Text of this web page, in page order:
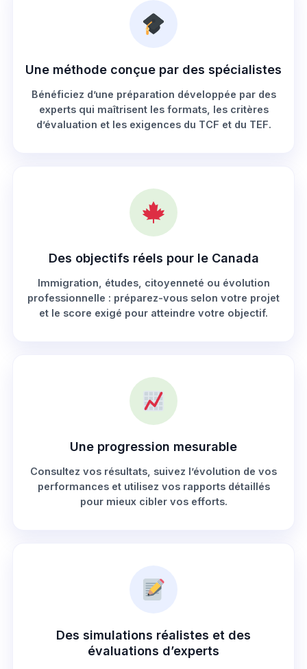
Une méthode conçue par des spécialistes
Bénéficiez d’une préparation développée par des
experts qui maîtrisent les formats, les critères
d’évaluation et les exigences du TCF et du TEF.
Des objectifs réels pour le Canada
Immigration, études, citoyenneté ou évolution
professionnelle : préparez-vous selon votre projet
et le score exigé pour atteindre votre objectif.
Une progression mesurable
Consultez vos résultats, suivez l’évolution de vos
performances et utilisez vos rapports détaillés
pour mieux cibler vos efforts.
Des simulations réalistes et des
évaluations d’experts